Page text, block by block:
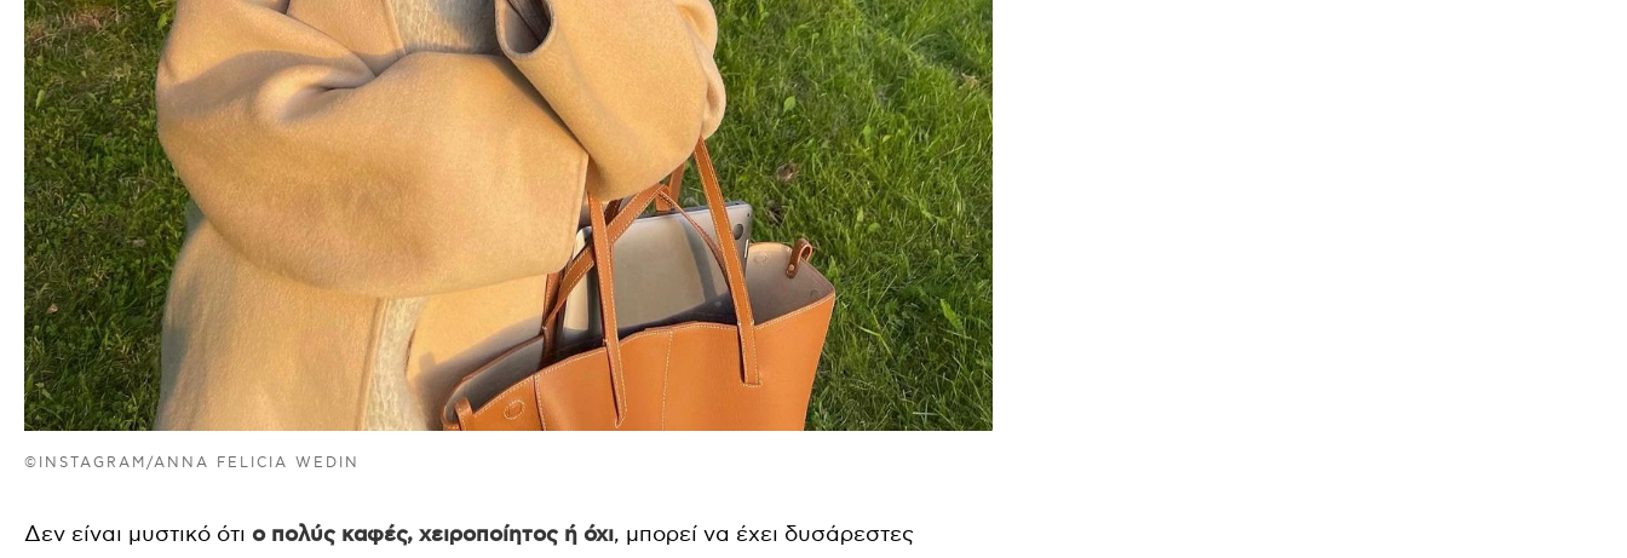
©INSTAGRAM/ANNA FELICIA WEDIN
Δεν είναι μυστικό ότι ο πολύς καφές, χειροποίητος ή όχι, μπορεί να έχει δυσάρεστες